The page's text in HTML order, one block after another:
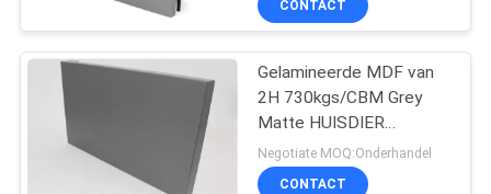
CONTACT
Gelamineerde MDF van
2H 730kgs/CBM Grey
Matte HUISDIER
Comités 4x8Ft
Negotiate MOQ:Onderhandel
CONTACT